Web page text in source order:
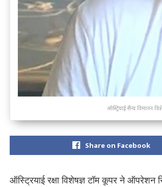
ऑस्ट्रियाई सैन्य विमानन
Share on Facebook
ऑस्ट्रियाई रक्षा विशेषज्ञ टॉम कूपर ने ऑपरेशन